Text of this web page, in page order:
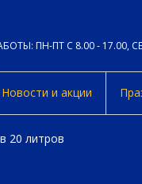
ПН-ПТ С 8.00 - 17.00,
Новости и акции
20 литров